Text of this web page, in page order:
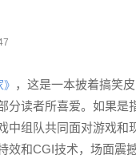
，这是一本披着搞笑
分读者所喜爱。如果是
中组队共同面对游戏
效和CGI技术，场面震